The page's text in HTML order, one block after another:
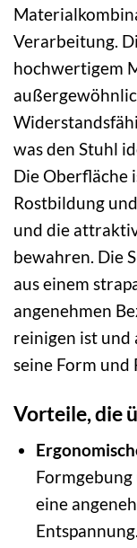
Verarbeitung.
hochwertigem
was den Stuhl
Die Oberfläche
Rostbildung
und die
bewahren. Die
aus einem
angenehmen
reinigen ist und
seine Form und
Vorteile, die
eine
Entspannung.